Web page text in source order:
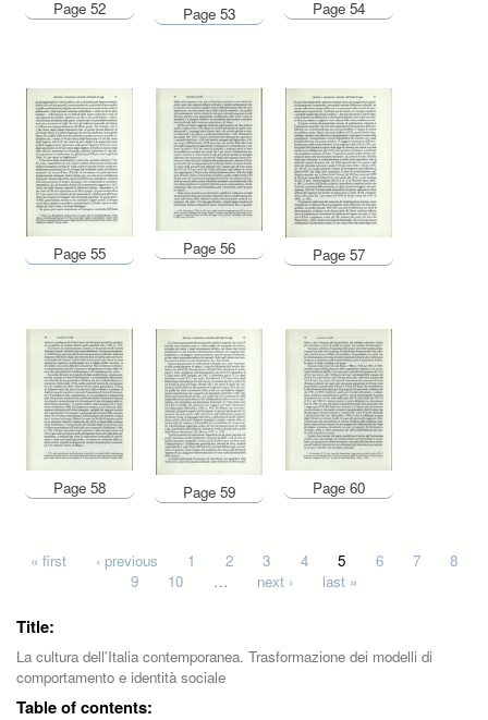
Page 52 Page 53 Page 54
Page 55 Page 56 Page 57
Page 58 Page 59 Page 60
Pages
« first ‹ previous 1 2 3 4 5 6 7
8
9
10 … next › last »
Title:
La cultura dell'Italia contemporanea. Trasformazione dei modelli di
comportamento e identità sociale
Table of contents: